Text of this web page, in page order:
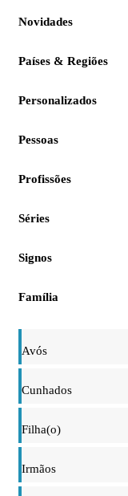
Novidades
Países & Regiões
Personalizados
Pessoas
Profissões
Séries
Signos
Família
Avós
Cunhados
Filha(o)
Irmãos